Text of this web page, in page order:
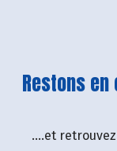
Restons
....et